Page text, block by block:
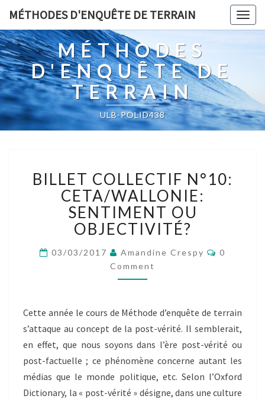
MÉTHODES D'ENQUÊTE DE TERRAIN
MÉTHODES
D'ENQUÊTE DE
TERRAIN
ULB-POLID438
COLLECTIF
N°10:
CETA/WALLONIE:
SENTIMENT
OU
BILLET COLLECTIF N°10:
CETA/WALLONIE:
SENTIMENT OU
OBJECTIVITÉ?
03/03/2017 Amandine Crespy
0
Comment
Cette année le cours de Méthode d’enquête de terrain
s’attaque au concept de la post-vérité. Il semblerait,
en effet, que nous soyons dans l’ère post-vérité ou
post-factuelle ; ce phénomène concerne autant les
médias que le monde politique, etc. Selon l’Oxford
Dictionary, la « post-vérité » désigne, dans une culture